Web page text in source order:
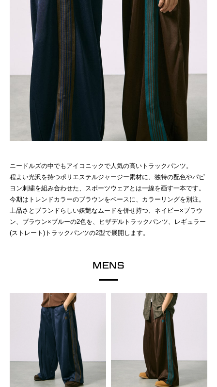
ニードルズの中でもアイコニックで人気の高いトラックパンツ。
程よい光沢を持つポリエステルジャージー素材に、独特の配色やパピ
ヨン刺繍を組み合わせた、スポーツウェアとは一線を画す一本です。
今期はトレンドカラーのブラウンをベースに、カラーリングを別注。
上品さとブランドらしい妖艶なムードを併せ持つ、ネイビー×ブラウ
ン、ブラウン×ブルーの2色を、ヒザデルトラックパンツ、レギュラー
(ストレート)トラックパンツの2型で展開します。
MENS